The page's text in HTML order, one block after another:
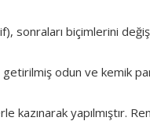
sonraları biçimlerini
odun ve kemik
kazınarak yapılmıştır.